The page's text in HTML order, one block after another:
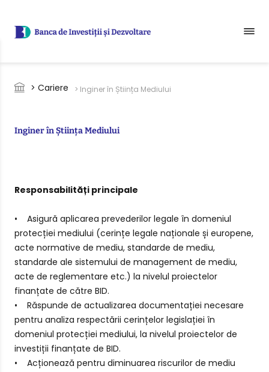
Breadcrumb
> Cariere > Inginer în Știința Mediului
Inginer în Știința Mediului
Responsabilități principale
• Asigură aplicarea prevederilor legale în domeniul
protecției mediului (cerințe legale naționale și europene,
acte normative de mediu, standarde de mediu,
standarde ale sistemului de management de mediu,
acte de reglementare etc.) la nivelul proiectelor
finanțate de către BID.
• Răspunde de actualizarea documentației necesare
pentru analiza respectării cerințelor legislației în
domeniul protecției mediului, la nivelul proiectelor de
investiții finanțate de BID.
• Acționează pentru diminuarea riscurilor de mediu